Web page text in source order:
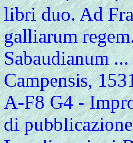
libri duo. Ad
galliarum
Sabaudianum
Campensis,
A-F8 G4 -
di